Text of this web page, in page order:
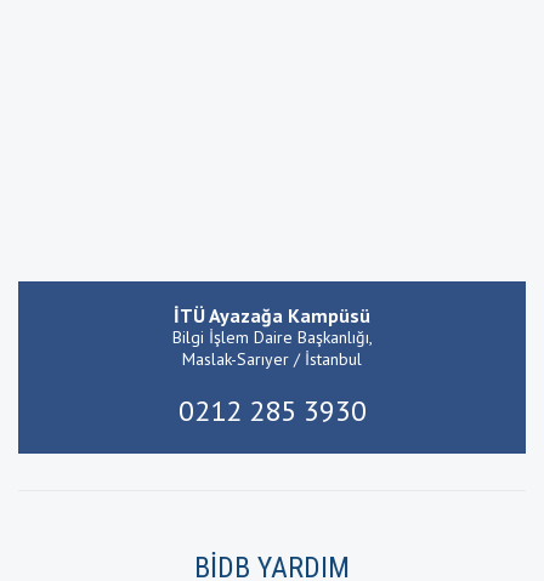
İTÜ Ayazağa Kampüsü
Bilgi İşlem Daire Başkanlığı,
Maslak-Sarıyer / İstanbul
0212 285 3930
BİDB YARDIM